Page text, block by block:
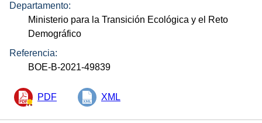
Departamento:
Ministerio para la Transición Ecológica y el Reto
Demográfico
Referencia:
BOE-B-2021-49839
PDF XML